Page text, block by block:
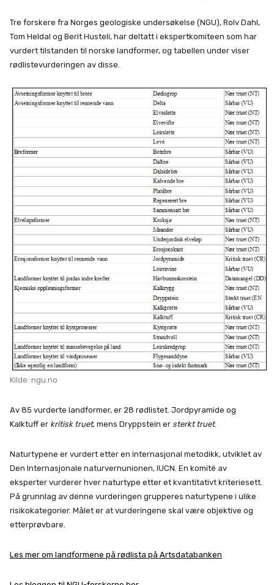
Tre forskere fra Norges geologiske undersøkelse (NGU), Rolv Dahl,
Tom Heldal og Berit Husteli, har deltatt i ekspertkomiteen som har
vurdert tilstanden til norske landformer, og tabellen under viser
rødlistevurderingen av disse.
Kilde: ngu.no
Av 85 vurderte landformer, er 28 rødlistet. Jordpyramide og
Kalktuff er kritisk truet, mens Dryppstein er sterkt truet.
Naturtypene er vurdert etter en internasjonal metodikk, utviklet av
Den Internasjonale naturvernunionen, IUCN. En komité av
eksperter vurderer hver naturtype etter et kvantitativt kriteriesett.
På grunnlag av denne vurderingen grupperes naturtypene i ulike
risikokategorier. Målet er at vurderingene skal være objektive og
etterprøvbare.
Les mer om landformene på rødlista på Artsdatabanken